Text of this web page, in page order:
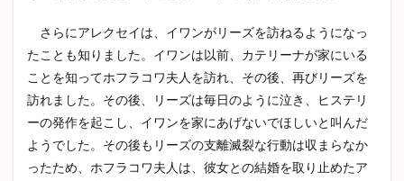
さらにアレクセイは、イワンがリーズを訪ねるようになっ
たことも知りました。イワンは以前、カテリーナが家にいる
ことを知ってホフラコワ夫人を訪れ、その後、再びリーズを
訪れました。その後、リーズは毎日のように泣き、ヒステリ
ーの発作を起こし、イワンを家にあげないでほしいと叫んだ
ようでした。その後もリーズの支離滅裂な行動は収まらなか
ったため、ホフラコワ夫人は、彼女との結婚を取り止めたア